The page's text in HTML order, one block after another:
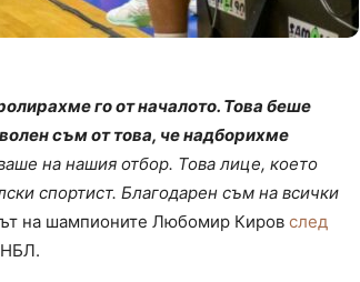
го от началото. Това беше
съм от това, че надборихме
на нашия отбор. Това лице, което
спортист. Благодарен съм на всички
на шампионите Любомир Киров след
НБЛ.